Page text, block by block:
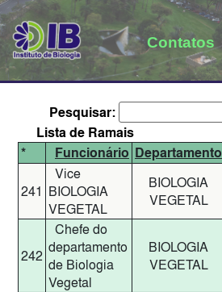
Contatos
Pesquisar:
Lista de Ramais
*
Funcionário Departamento
241
Vice
BIOLOGIA
VEGETAL
BIOLOGIA
VEGETAL
242
Chefe do
departamento
de Biologia
Vegetal
BIOLOGIA
VEGETAL